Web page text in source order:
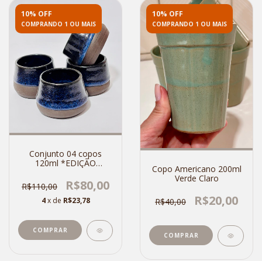
10% OFF
COMPRANDO 1 OU MAIS
Conjunto 04 copos
120ml *EDIÇÃO
R$110,00
R$80,00
4 x de R$23,78
10% OFF
COMPRANDO 1 OU MAIS
Copo Americano 200ml
Verde Claro
R$40,00 R$20,00